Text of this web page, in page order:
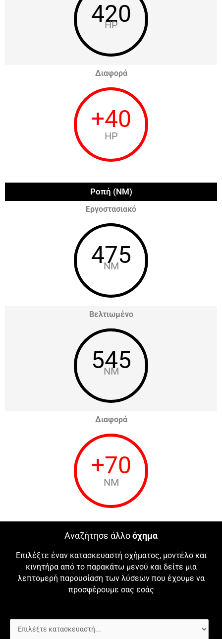
420
HP
Διαφορά
+40
HP
Ροπή (NM)
Εργοστασιακό
475
NM
Βελτιωμένο
545
NM
Διαφορά
+70
NM
Αναζήτησε άλλοόχημα
Επιλέξτε έναν κατασκευαστή οχήματος, μοντέλο και
κινητήρα από το παρακάτω μενού και δείτε μια
λεπτομερή παρουσίαση των λύσεων που έχουμε να
προσφέρουμε σας εσάς